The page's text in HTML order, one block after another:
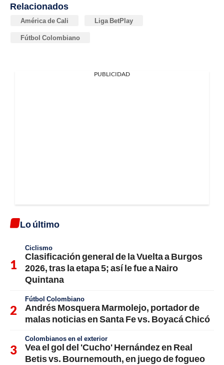
Relacionados
América de Cali Liga BetPlay
Fútbol Colombiano
PUBLICIDAD
Lo último
Ciclismo
Clasificación general de la Vuelta a Burgos
2026, tras la etapa 5; así le fue a Nairo
Quintana
Fútbol Colombiano
Andrés Mosquera Marmolejo, portador de
malas noticias en Santa Fe vs. Boyacá Chicó
Colombianos en el exterior
Vea el gol del 'Cucho' Hernández en Real
Betis vs. Bournemouth, en juego de fogueo